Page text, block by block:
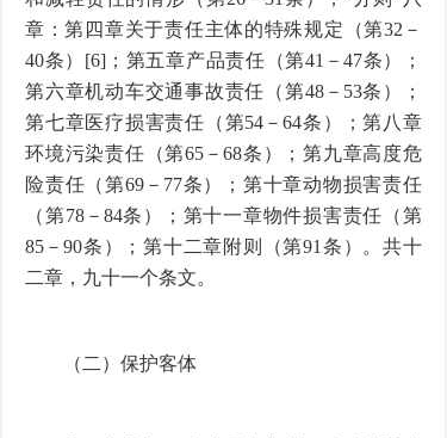
章：第四章关于责任主体的特殊规定（第32－
40条）[6]；第五章产品责任（第41－47条）；
第六章机动车交通事故责任（第48－53条）；
第七章医疗损害责任（第54－64条）；第八章
环境污染责任（第65－68条）；第九章高度危
险责任（第69－77条）；第十章动物损害责任
（第78－84条）；第十一章物件损害责任（第
85－90条）；第十二章附则（第91条）。共十
二章，九十一个条文。
（二）保护客体